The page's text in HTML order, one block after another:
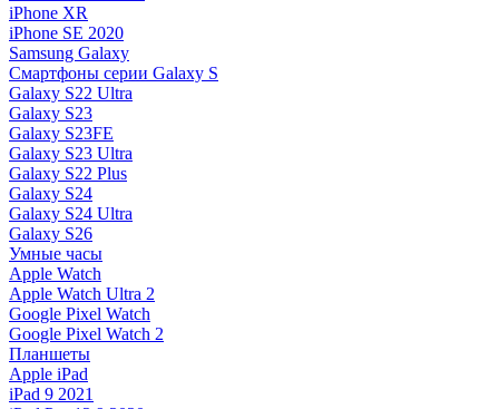
iPhone XR
iPhone SE 2020
Samsung Galaxy
Смартфоны серии Galaxy S
Galaxy S22 Ultra
Galaxy S23
Galaxy S23FE
Galaxy S23 Ultra
Galaxy S22 Plus
Galaxy S24
Galaxy S24 Ultra
Galaxy S26
Умные часы
Apple Watch
Apple Watch Ultra 2
Google Pixel Watch
Google Pixel Watch 2
Планшеты
Apple iPad
iPad 9 2021